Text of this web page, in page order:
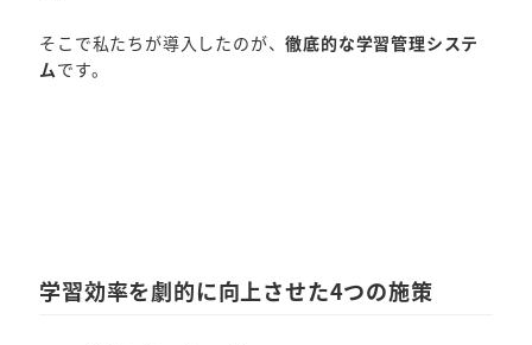
そこで私たちが導入したのが、徹底的な学習管理システ
ムです。
学習効率を劇的に向上させた4つの施策